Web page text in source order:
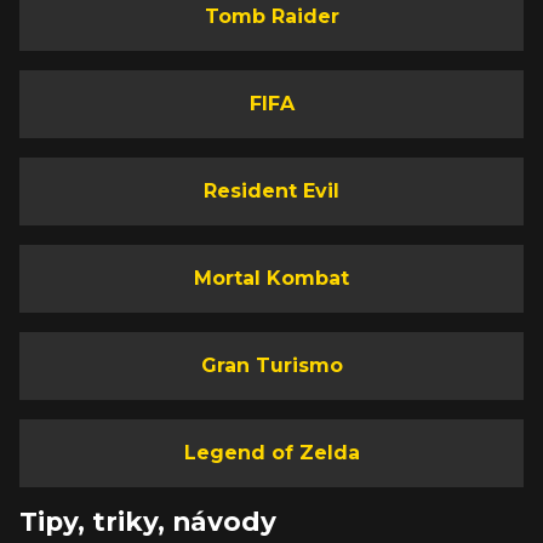
Tomb Raider
FIFA
Resident Evil
Mortal Kombat
Gran Turismo
Legend of Zelda
Tipy, triky, návody